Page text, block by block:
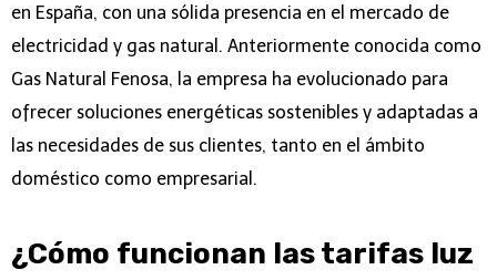
en España, con una sólida presencia en el mercado de
electricidad y gas natural. Anteriormente conocida como
Gas Natural Fenosa, la empresa ha evolucionado para
ofrecer soluciones energéticas sostenibles y adaptadas a
las necesidades de sus clientes, tanto en el ámbito
doméstico como empresarial.
¿Cómo funcionan las tarifas luz